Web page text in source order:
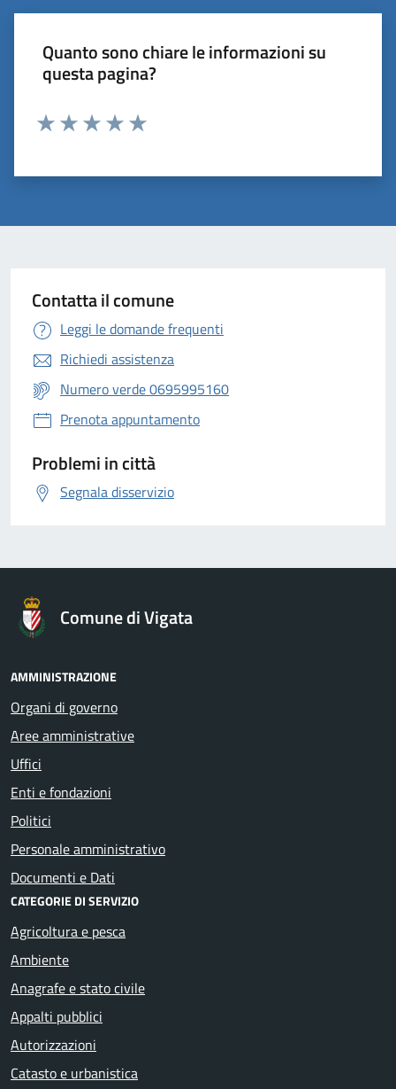
Quanto sono chiare le informazioni su
questa pagina?
Contatta il comune
Leggi le domande frequenti
Richiedi assistenza
Numero verde 0695995160
Prenota appuntamento
Problemi in città
Segnala disservizio
Comune di Vigata
AMMINISTRAZIONE
Organi di governo
Aree amministrative
Uffici
Enti e fondazioni
Politici
Personale amministrativo
Documenti e Dati
CATEGORIE DI SERVIZIO
Agricoltura e pesca
Ambiente
Anagrafe e stato civile
Appalti pubblici
Autorizzazioni
Catasto e urbanistica